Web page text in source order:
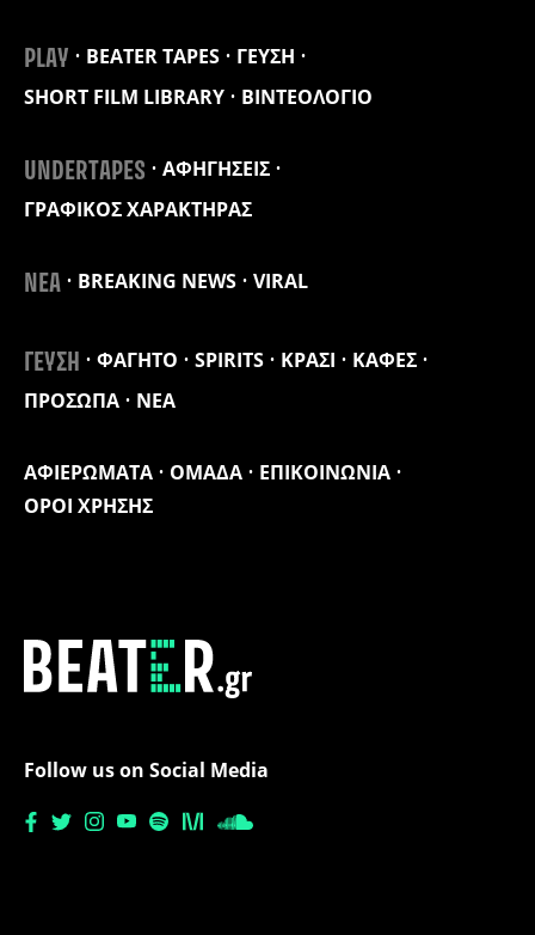
ΑΦΙΕΡΩΜΑΤΑ ΟΜΑΔΑ
ΕΠΙΚΟΙΝΩΝΙΑ
ΟΡΟΙ ΧΡΗΣΗΣ
PLAY BEATER TAPES
ΓΕΥΣΗ
SHORT FILM LIBRARY
ΒΙΝΤΕΟΛΟΓΙΟ
UNDERTAPES
ΑΦΗΓΗΣΕΙΣ
ΓΡΑΦΙΚΟΣ ΧΑΡΑΚΤΗΡΑΣ
ΝΕΑ BREAKING NEWS VIRAL
ΓΕΥΣΗ ΦΑΓΗΤΟ SPIRITS ΚΡΑΣΙ
ΚΑΦΕΣ
ΠΡΟΣΩΠΑ
ΝΕΑ
Follow us on Social Media